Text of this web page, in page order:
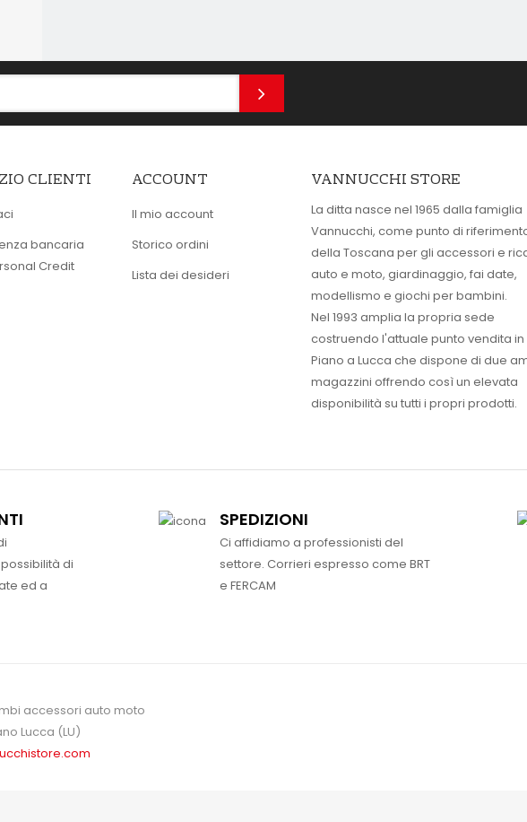
CLIENTI
bancaria
Credit
ACCOUNT
Il mio account
Storico ordini
Lista dei desideri
VANNUCCHI STORE
La ditta nasce nel 1965 dalla famiglia
Vannucchi, come punto di
della Toscana per gli accessori e
auto e moto, giardinaggio, fai date,
modellismo e giochi per bambini.
Nel 1993 amplia la propria sede
costruendo l'attuale punto vendita in
Piano a Lucca che dispone di due
magazzini offrendo così un elevata
disponibilità su tutti i propri prodotti.
di
ed a
SPEDIZIONI
Ci affidiamo a professionisti del
settore. Corrieri espresso come BRT
e FERCAM
accessori auto moto
Lucca (LU)